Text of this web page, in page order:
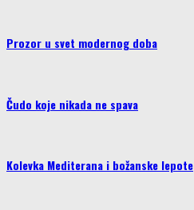
Prozor u svet modernog doba
Čudo koje nikada ne spava
Kolevka Mediterana i božanske lepote